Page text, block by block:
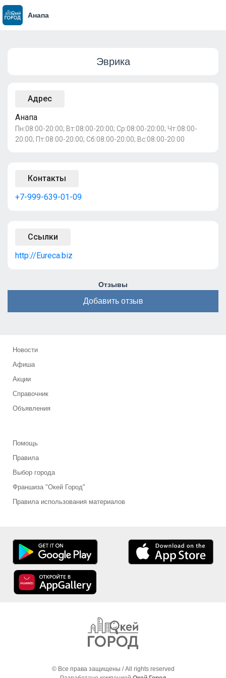
Анапа
Эврика
Адрес
Анапа
Пн:08:00-20:00; Вт:08:00-20:00; Ср:08:00-20:00; Чт:08:00-
20:00; Пт:08:00-20:00; Сб:08:00-20:00; Вс:08:00-20:00
Контакты
+7-999-639-01-09
Ссылки
http://Eureca.biz
Отзывы
Добавить отзыв
Новости
Афиша
Акции
Справочник
Объявления
Помощь
Правила
Выбор города
Франшиза "Окей Город"
Правила использования материалов
© Все права защищены / All rights reserved